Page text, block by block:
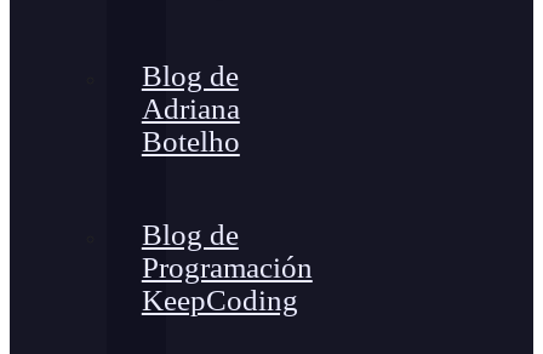
Blog de
Adriana
Botelho
Blog de
Programación
KeepCoding